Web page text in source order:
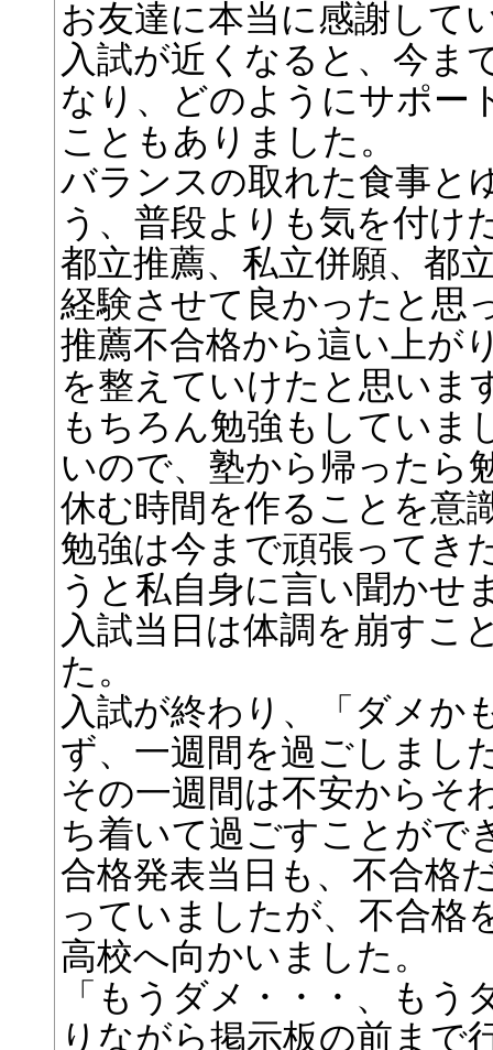
お友達に本当に感謝して
入試が近くなると、今ま
なり、どのようにサポー
こともありました。
バランスの取れた食事と
う、普段よりも気を付け
都立推薦、私立併願、都
経験させて良かったと思
推薦不合格から這い上が
を整えていけたと思いま
もちろん勉強もしていま
いので、塾から帰ったら
休む時間を作ることを意
勉強は今まで頑張ってき
うと私自身に言い聞かせ
入試当日は体調を崩すこ
た。
入試が終わり、「ダメか
ず、一週間を過ごしまし
その一週間は不安からそ
ち着いて過ごすことがで
合格発表当日も、不合格
っていましたが、不合格
高校へ向かいました。
「もうダメ・・・、も
りながら掲示板の前まで